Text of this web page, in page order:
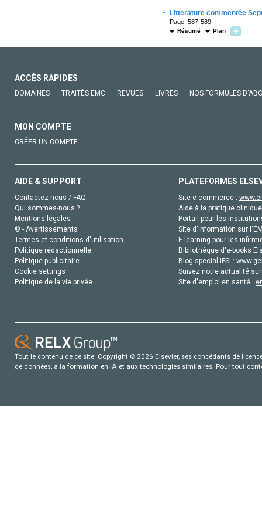
· Litterature commentée
Page :587-589
Résumé Plan
ACCÈS RAPIDES
DOMAINES TRAITÉS EMC REVUES LIVRES NOS FORMULES
MON COMPTE
CRÉER UN COMPTE
AIDE & SUPPORT
Contactez-nous / FAQ
Qui sommes-nous ?
Mentions légales
© - Avertissements
Termes et conditions d'utilisation
Politique rédactionnelle
Politique publicitaire
Cookie settings
Politique de la vie privée
PLATEFORMES
Site e-commerce :
Aide à la pratique
Portail pour les
Site d'information sur
E-learning pour les
Bibliothèque d'e-books
Blog special IFSI :
Suivez notre actualité
Site d'emploi en santé :
Tout le contenu de ce site: Copyright © 2026 Elsevier, ses concédants de
de données, a la formation en IA et aux technologies similaires. Pour tout